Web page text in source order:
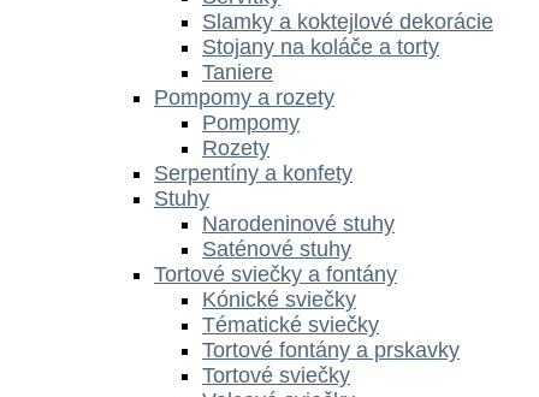
Slamky a koktejlové dekorácie
Stojany na koláče a torty
Taniere
Pompomy a rozety
Pompomy
Rozety
Serpentíny a konfety
Stuhy
Narodeninové stuhy
Saténové stuhy
Tortové sviečky a fontány
Kónické sviečky
Tématické sviečky
Tortové fontány a prskavky
Tortové sviečky